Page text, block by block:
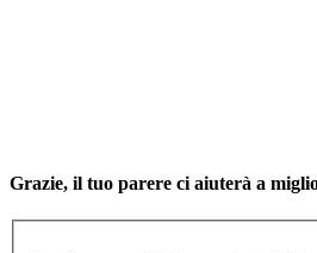
Grazie, il tuo parere ci aiuterà a